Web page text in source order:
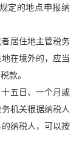
定的地点申报纳
居住地主管税务
在境外的，应当
款。
五日、一个月或
机关根据纳税人
纳税人，可以按